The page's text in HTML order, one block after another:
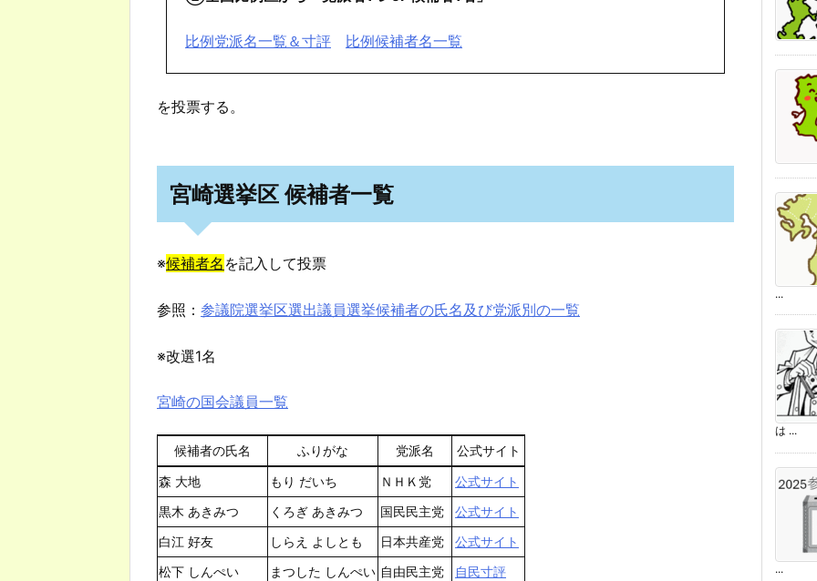
比例党派名一覧＆寸評 比例候補者名一覧
を投票する。
宮崎選挙区 候補者一覧
※候補者名 を記入して投票
参照： 参議院選挙区選出議員選挙候補者の氏名及び党派別の一覧
※改選1名
宮崎の国会議員一覧
候補者の氏名 ふりがな 党派名
公式サイト
森 大地
もり だいち ＮＨＫ党
公式サイト
黒木 あきみつ
くろぎ あきみつ 国民民主党
公式サイト
白江 好友
しらえ よしとも 日本共産党
公式サイト
松下 しんぺい
まつした しんぺい 自由民主党
自民寸評
...
は ...
...